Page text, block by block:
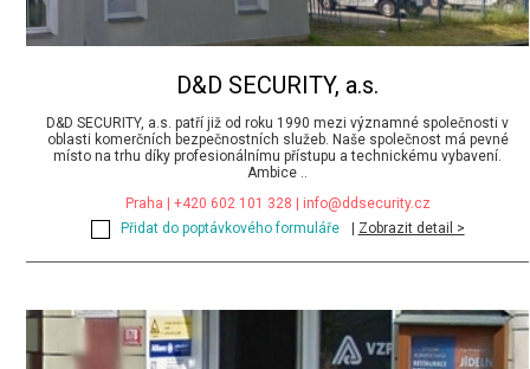
D&D SECURITY, a.s.
D&D SECURITY, a.s. patří již od roku 1990 mezi významné společnosti v
oblasti komerčních bezpečnostních služeb. Naše společnost má pevné
místo na trhu díky profesionálnímu přístupu a technickému vybavení.
Ambice ..
Praha | +420 602 101 328 | info@ddsecurity.cz
Přidat do poptávkového formuláře
Zobrazit detail >